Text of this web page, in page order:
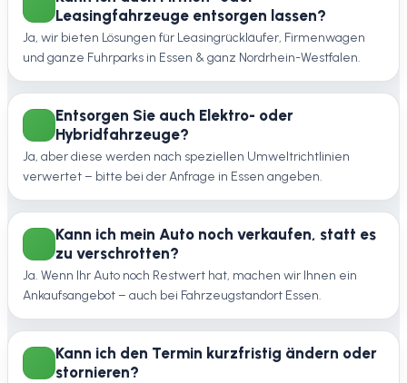
Leasingfahrzeuge entsorgen lassen?
Ja, wir bieten Lösungen für Leasingrückläufer, Firmenwagen
und ganze Fuhrparks in Essen & ganz Nordrhein-Westfalen.
Entsorgen Sie auch Elektro- oder
Hybridfahrzeuge?
Ja, aber diese werden nach speziellen Umweltrichtlinien
verwertet – bitte bei der Anfrage in Essen angeben.
Kann ich mein Auto noch verkaufen, statt es
zu verschrotten?
Ja. Wenn Ihr Auto noch Restwert hat, machen wir Ihnen ein
Ankaufsangebot – auch bei Fahrzeugstandort Essen.
Kann ich den Termin kurzfristig ändern oder
stornieren?